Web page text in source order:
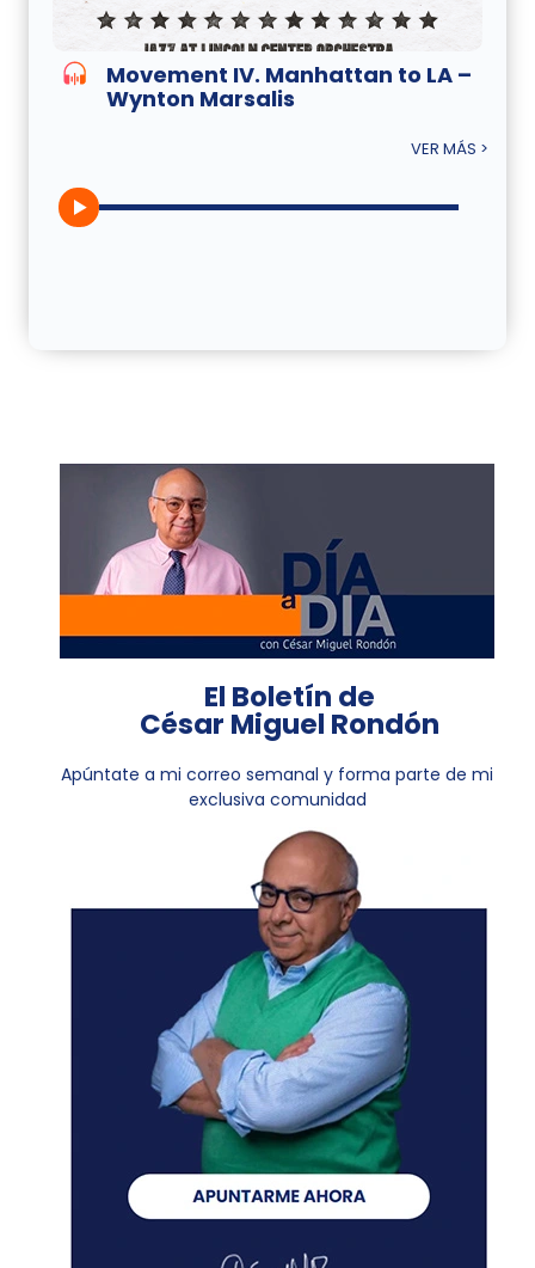
Movement IV. Manhattan to LA –
Wynton Marsalis
VER MÁS >
El Boletín de
César Miguel Rondón
Apúntate a mi correo semanal y forma parte de mi
exclusiva comunidad